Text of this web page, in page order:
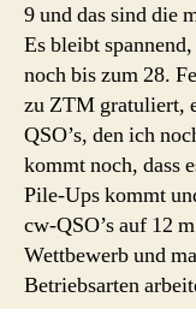
9 und das sind die
Es bleibt
noch bis zum 28.
zu ZTM gratuliert,
QSO’s, den ich
kommt noch, dass
Pile-Ups kommt
cw-QSO’s auf 12
Wettbewerb und
Betriebsarten